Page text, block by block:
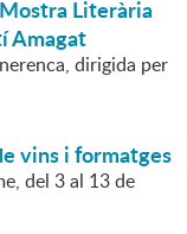
Literària
Amagat
dirigida per
vins i formatges
del 3 al 13 de